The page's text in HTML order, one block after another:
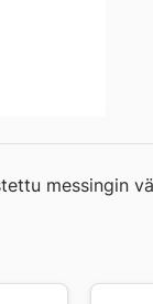
messingin